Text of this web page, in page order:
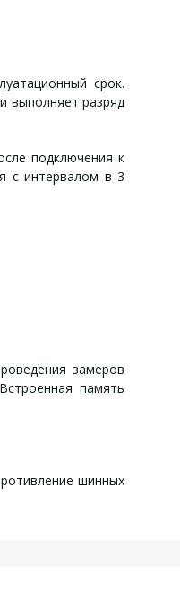
срок.
выполняет разряд
подключения к
с интервалом в 3
замеров
память
шинных